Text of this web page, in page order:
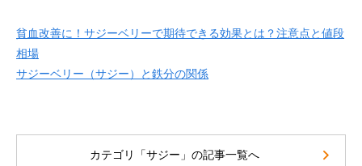
貧血改善に！サジーベリーで期待できる効果とは？注意点と値段
相場
サジーベリー（サジー）と鉄分の関係
カテゴリ「サジー」の記事一覧へ